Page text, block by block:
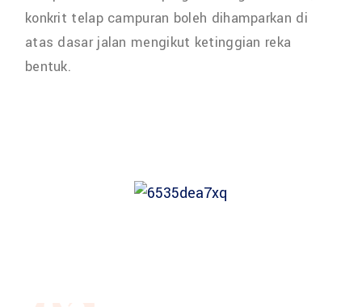
konkrit telap campuran boleh dihamparkan di
atas dasar jalan mengikut ketinggian reka
bentuk.